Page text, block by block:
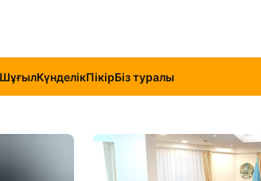
КүнделікПікірБіз туралы